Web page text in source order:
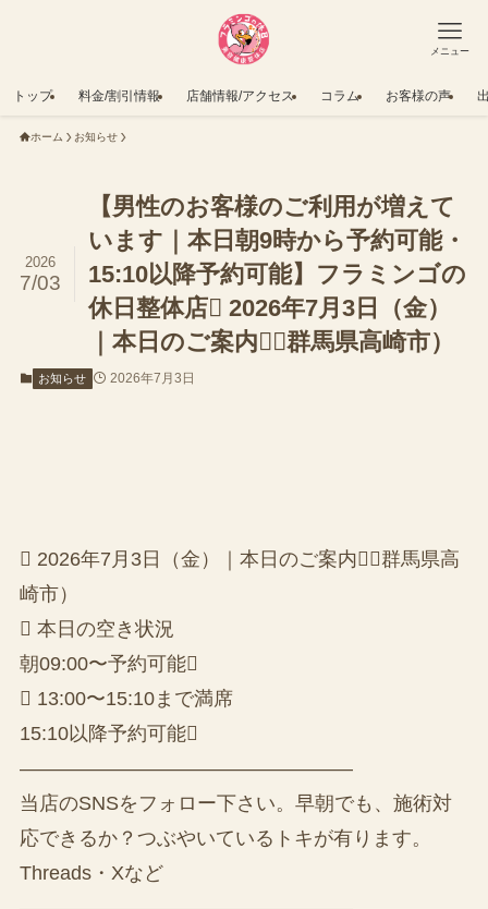
メニュー
トップ 料金/割引情報 店舗情報/アクセス コラム お客様の声
ホーム お知らせ
【男性のお客様のご利用が増えて
います｜本日朝9時から予約可能・
15:10以降予約可能】フラミンゴの
休日整体店 2026年7月3日（金）
｜本日のご案内（群馬県高崎市）
2026
7/03
お知らせ 2026年7月3日
 2026年7月3日（金）｜本日のご案内（群馬県高
崎市）
 本日の空き状況
朝09:00〜予約可能
 13:00〜15:10まで満席
15:10以降予約可能
—————————————————
当店のSNSをフォロー下さい。早朝でも、施術対
応できるか？つぶやいているトキが有ります。
Threads・Xなど